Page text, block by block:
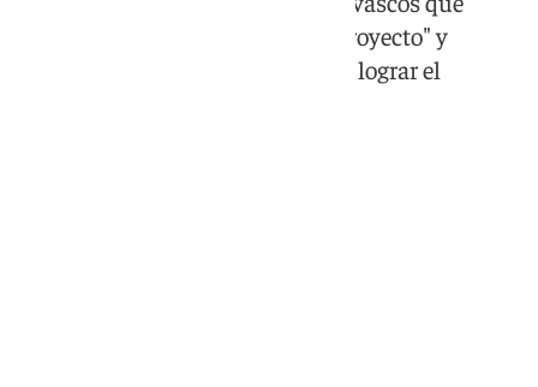
"diferenciarse del PNV no es un proyecto" y
Pradales dice que no parará hasta lograr el